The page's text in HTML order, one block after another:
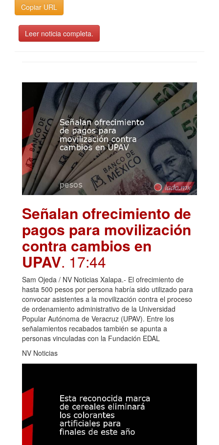
Copiar URL
Leer noticia completa.
Señalan ofrecimiento de
pagos para movilización
contra cambios en
UPAV. 17:44
Sam Ojeda / NV Noticias Xalapa.- El ofrecimiento de
hasta 500 pesos por persona habría sido utilizado para
convocar asistentes a la movilización contra el proceso
de ordenamiento administrativo de la Universidad
Popular Autónoma de Veracruz (UPAV). Entre los
señalamientos recabados también se apunta a
personas vinculadas con la Fundación EDAL
NV Noticias